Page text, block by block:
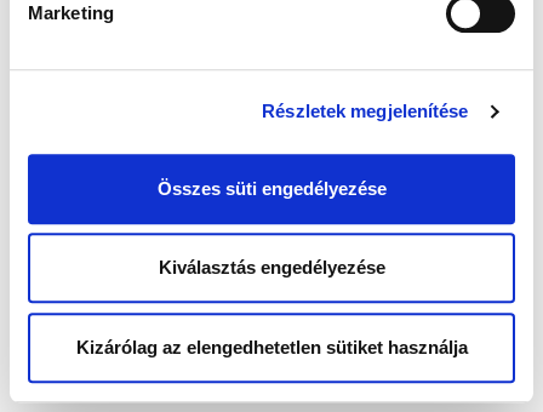
Marketing
Részletek megjelenítése
Összes süti engedélyezése
Kiválasztás engedélyezése
Kizárólag az elengedhetetlen sütiket használja